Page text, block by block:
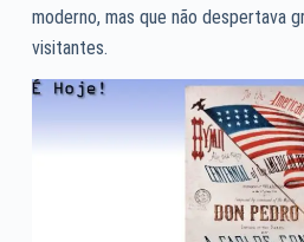
moderno, mas que não despertava
visitantes.